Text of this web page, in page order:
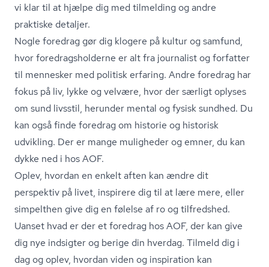
vi klar til at hjælpe dig med tilmelding og andre
praktiske detaljer.
Nogle foredrag gør dig klogere på kultur og samfund,
hvor fored­rags­hol­der­ne er alt fra journalist og forfatter
til mennesker med politisk erfaring. Andre foredrag har
fokus på liv, lykke og velvære, hvor der særligt oplyses
om sund livsstil, herunder mental og fysisk sundhed. Du
kan også finde foredrag om historie og historisk
udvikling. Der er mange muligheder og emner, du kan
dykke ned i hos AOF.
Oplev, hvordan en enkelt aften kan ændre dit
perspektiv på livet, inspirere dig til at lære mere, eller
simpelthen give dig en følelse af ro og tilfredshed.
Uanset hvad er der et foredrag hos AOF, der kan give
dig nye indsigter og berige din hverdag. Tilmeld dig i
dag og oplev, hvordan viden og inspiration kan